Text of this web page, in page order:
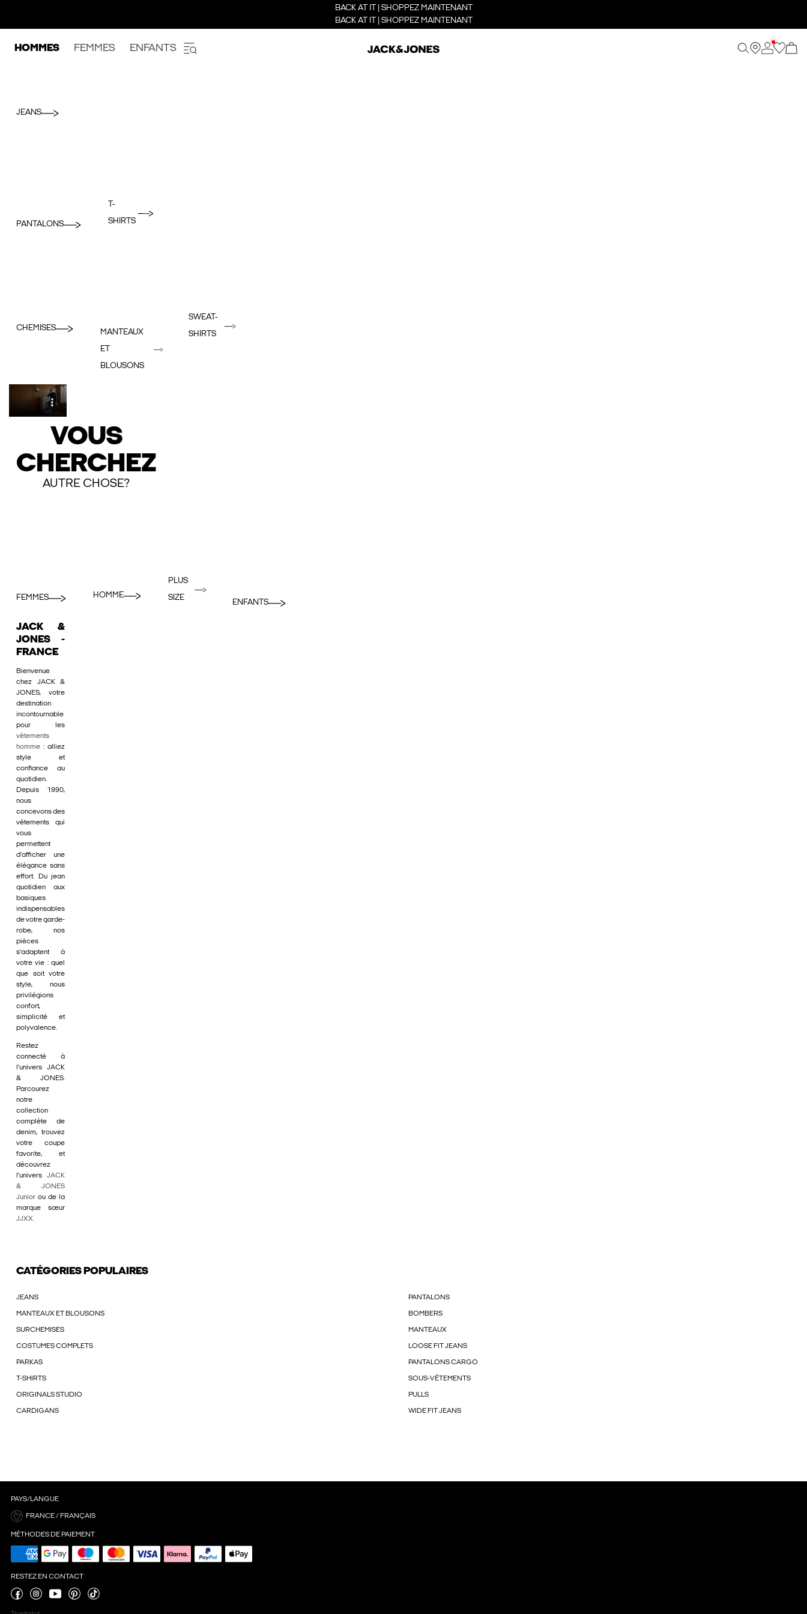
BACK AT IT | SHOPPEZ MAINTENANT
BACK AT IT | SHOPPEZ MAINTENANT
HOMMES FEMMES ENFANTS
JEANS
PANTALONS
T-
SHIRTS
CHEMISES
MANTEAUX
ET
BLOUSONS
SWEAT-
SHIRTS
VOUS
CHERCHEZ
AUTRE CHOSE?
FEMMES HOMME
PLUS
SIZE
ENFANTS
JACK &
JONES -
FRANCE
Bienvenue
chez JACK &
JONES, votre
destination
incontournable
pour les
vêtements
homme : alliez
style et
confiance au
quotidien.
Depuis 1990,
nous
concevons des
vêtements qui
vous
permettent
d'afficher une
élégance sans
effort. Du jean
quotidien aux
basiques
indispensables
de votre garde-
robe, nos
pièces
s'adaptent à
votre vie : quel
que soit votre
style, nous
privilégions
confort,
simplicité et
polyvalence.
Restez
connecté à
l'univers JACK
& JONES.
Parcourez
notre
collection
complète de
denim, trouvez
votre coupe
favorite, et
découvrez
l'univers JACK
& JONES
Junior ou de la
marque sœur
JJXX.
CATÉGORIES POPULAIRES
JEANS PANTALONS
MANTEAUX ET BLOUSONS BOMBERS
SURCHEMISES MANTEAUX
COSTUMES COMPLETS LOOSE FIT JEANS
PARKAS PANTALONS CARGO
T-SHIRTS SOUS-VÊTEMENTS
ORIGINALS STUDIO PULLS
CARDIGANS WIDE FIT JEANS
PAYS/LANGUE
FRANCE / FRANÇAIS
MÉTHODES DE PAIEMENT
RESTEZ EN CONTACT